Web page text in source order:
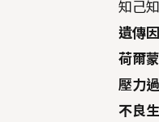
知己
遺傳
荷爾
壓力
不良